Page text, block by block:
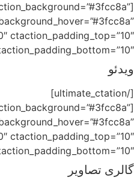
ctaction_padding_top=”10″
ویدئو
[/ultimate_ctation]
ctaction_padding_top=”10″
گالری تصاویر